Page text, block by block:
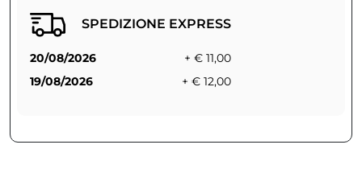
SPEDIZIONE EXPRESS
20/08/2026
+ € 11,00
19/08/2026
+ € 12,00